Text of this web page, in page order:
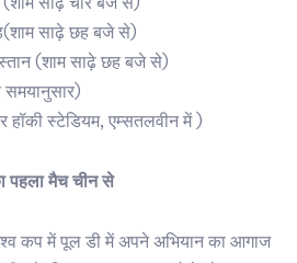
(शाम साढ़े चार बजे से)
साढ़े छह बजे से)
(शाम साढ़े छह बजे से)
समयानुसार)
स्टेडियम, एम्सतलवीन में )
पहला मैच चीन से
कप में पूल डी में अपने अभियान का आगाज